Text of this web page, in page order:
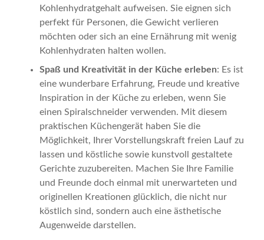
Kohlenhydratgehalt aufweisen. Sie eignen sich
perfekt für Personen, die Gewicht verlieren
möchten oder sich an eine Ernährung mit wenig
Kohlenhydraten halten wollen.
Spaß und Kreativität in der Küche erleben: Es ist
eine wunderbare Erfahrung, Freude und kreative
Inspiration in der Küche zu erleben, wenn Sie
einen Spiralschneider verwenden. Mit diesem
praktischen Küchengerät haben Sie die
Möglichkeit, Ihrer Vorstellungskraft freien Lauf zu
lassen und köstliche sowie kunstvoll gestaltete
Gerichte zuzubereiten. Machen Sie Ihre Familie
und Freunde doch einmal mit unerwarteten und
originellen Kreationen glücklich, die nicht nur
köstlich sind, sondern auch eine ästhetische
Augenweide darstellen.